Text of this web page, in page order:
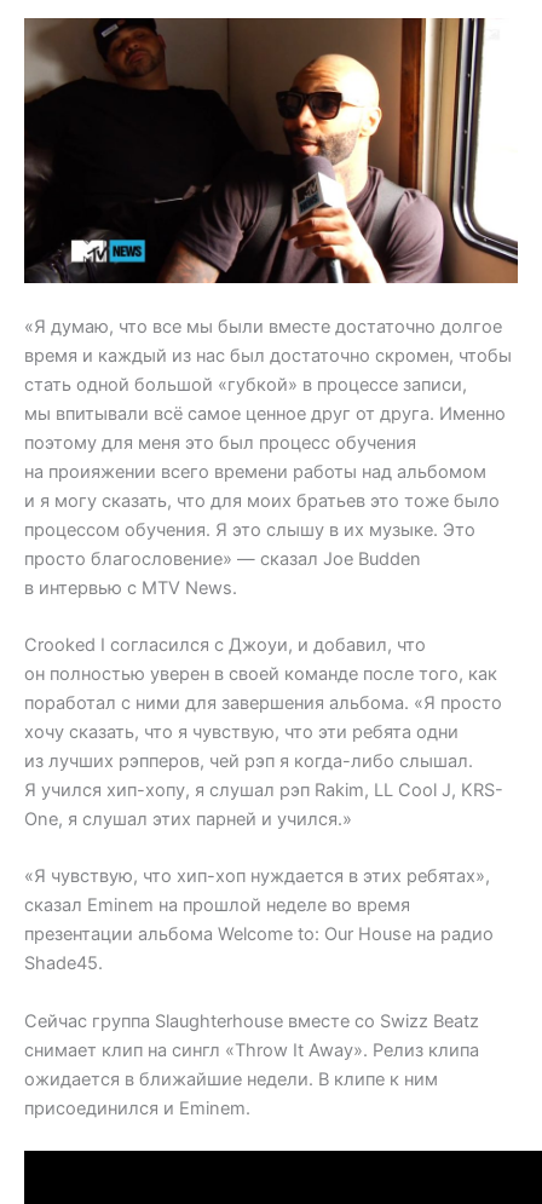
«Я думаю, что все мы были вместе достаточно долгое
время и каждый из нас был достаточно скромен, чтобы
стать одной большой «губкой» в процессе записи,
мы впитывали всё самое ценное друг от друга. Именно
поэтому для меня это был процесс обучения
на проияжении всего времени работы над альбомом
и я могу сказать, что для моих братьев это тоже было
процессом обучения. Я это слышу в их музыке. Это
просто благословение» — сказал Joe Budden
в интервью с MTV News.
Crooked I согласился с Джоуи, и добавил, что
он полностью уверен в своей команде после того, как
поработал с ними для завершения альбома. «Я просто
хочу сказать, что я чувствую, что эти ребята одни
из лучших рэпперов, чей рэп я когда-либо слышал.
Я учился хип-хопу, я слушал рэп Rakim, LL Cool J, KRS-
One, я слушал этих парней и учился.»
«Я чувствую, что хип-хоп нуждается в этих ребятах»,
сказал Eminem на прошлой неделе во время
презентации альбома Welcome to: Our House на радио
Shade45.
Сейчас группа Slaughterhouse вместе со Swizz Beatz
снимает клип на сингл «Throw It Away». Релиз клипа
ожидается в ближайшие недели. В клипе к ним
присоединился и Eminem.